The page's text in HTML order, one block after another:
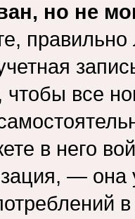
но не
все
в него
—